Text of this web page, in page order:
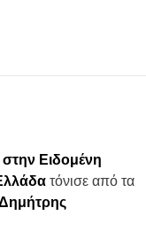
Ειδομένη
τόνισε από τα